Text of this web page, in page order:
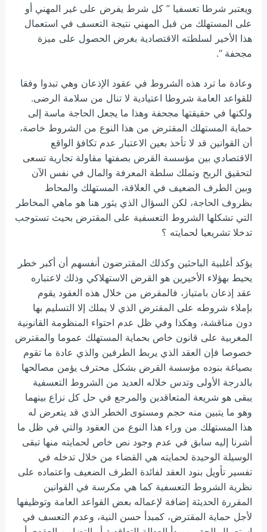
ويعتبر شرطا تعسفيا ” كل شرط يفرض على غير المهني أو
على المستهلك من قبل المهني نتيجة التعسف في استعمال
هذا الأخير لسلطته الاقتصادية بغرض الحصول على ميزة
مجحفة “.
وعادة ما ترد هذه الشروط في عقود الإذعان وهي تبدوا وفقا
للقواعد العامة شروطا اعتيادية لا تنال من سلامة الرضى.
ولكنها في حقيقتها مجحفة وهذا ما يجعل الحاجة ماسة إلى
حماية المستهلك المقترض من هذا النوع من الشروط خاصة،
أن القوانين قد لا تأخذ بعين الاعتبار عدم تكافؤ الواقع
الاقتصادي بين مؤسسة القرض بصفتها مقاولة تجارية تسعى
لتحقيق الربح وتملك سلطة المعرفة والمال في نفس الآن
وبين الطرف الضعيف في العلاقة، المستهلك والمحاط
بظروف الحاجة، لكن السؤال الذي يثور هنا هو ماهي المخاطر
التي تشكلها الشروط التعسفية على المقترض بحيث تستوجب
تدخلا تشريعيا لحمايته ؟
يؤكد أغلبية الباحثين وكذلك المقترضون أنفسهم أن أكبر خطر
يحيط بهؤلاء الأخيرين هو القرض الاستهلاكي وذلك لاعتباره
عقد إذعان بامتياز، فالمقرض من خلال هذه العقود يقوم
بإملاء شروطه على المقترض الذي لا يملك إلا التسليم بها
دون مناقشة، وهكذا وفي ظل عدم احتواء المنظومة القانونية
المغربية على قانون خاص بحماية المستهلك عموما والمقترض
خصوصا فإن العقد الذي يربط الطرفين والذي عادة ما تقوم
بصياغة بنوده مؤسسة القرض بشكل محترف يؤمن مصالحها
بالدرجة الأولى وتدس خلاله العديد من الشروط التعسفية
يبقى هو شريعة المتعاقدين والمرجع في حل كل نزاع بينهما
وهو ما يتبين منه حجم ومستوى الخطر الذي قد يتعرض له
هذا المستهلك من وراء هذا النوع من العقود والتي في ظل ما
أشرنا إليه سابق في عدم وجود نص خاص لحمايته منها تبقى
الوسيلة الوحيدة لحمايته هي القضاء من خلال تدخله في
تفسير تأويل بنود العقد لفائدة الطرف الضعيف واعتماده على
نظرية الشروط التعسفية كما هي مكرسة في القوانين
المقررة الحديثة إضافة لإعماله بعض القواعد العامة وتوظيفها
لأجل حماية المقترض، كمبدأ حسن النية، وعدم التعسف في